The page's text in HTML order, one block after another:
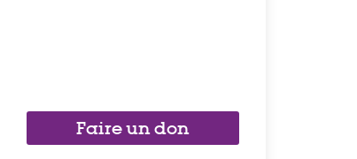
Faire un don